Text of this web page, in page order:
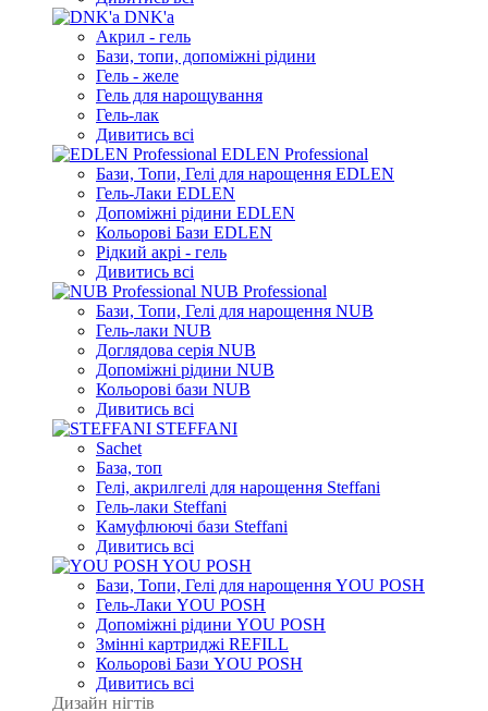
DNK'a
Акрил - гель
Бази, топи, допоміжні рідини
Гель - желе
Гель для нарощування
Гель-лак
Дивитись всі
EDLEN Professional
Бази, Топи, Гелі для нарощення EDLEN
Гель-Лаки EDLEN
Допоміжні рідини EDLEN
Кольорові Бази EDLEN
Рідкий акрі - гель
Дивитись всі
NUB Professional
Бази, Топи, Гелі для нарощення NUB
Гель-лаки NUB
Доглядова серія NUB
Допоміжні рідини NUB
Кольорові бази NUB
Дивитись всі
STEFFANI
Sachet
База, топ
Гелі, акрилгелі для нарощення Steffani
Гель-лаки Steffani
Камуфлюючі бази Steffani
Дивитись всі
YOU POSH
Бази, Топи, Гелі для нарощення YOU POSH
Гель-Лаки YOU POSH
Допоміжні рідини YOU POSH
Змінні картриджі REFILL
Кольорові Бази YOU POSH
Дивитись всі
Дизайн нігтів